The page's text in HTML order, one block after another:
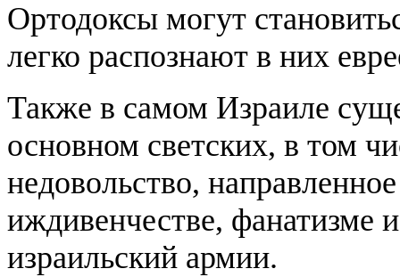
Ортодоксы могут
легко распознают в них
Также в самом Израиле
основном светских, в том
недовольство,
иждивенчестве, фанатизме
израильский армии.